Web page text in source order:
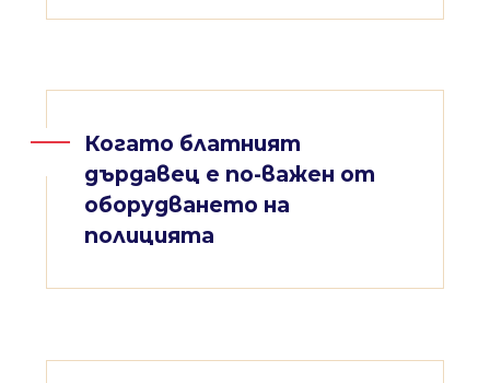
Когато блатният
дърдавец е по-важен от
оборудването на
полицията